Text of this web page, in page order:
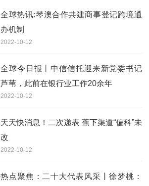
全球热讯:琴澳合作共建商事登记跨境通
办机制
2022-10-12
全球今日报丨中信信托迎来新党委书记
芦苇，此前在银行业工作20余年
2022-10-12
天天快消息！二次递表 蕉下渠道“偏科”未
改
2022-10-12
热点聚焦：二十大代表风采丨徐梦桃：